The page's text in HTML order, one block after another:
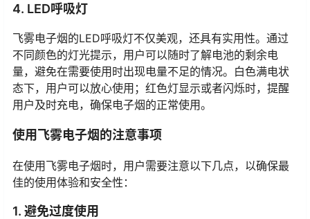
4. LED呼吸灯
飞雾电子烟的LED呼吸灯不仅美观，还具有实用性。通过
不同颜色的灯光提示，用户可以随时了解电池的剩余电
量，避免在需要使用时出现电量不足的情况。白色满电状
态下，用户可以放心使用；红色灯显示或者闪烁时，提醒
用户及时充电，确保电子烟的正常使用。
使用飞雾电子烟的注意事项
在使用飞雾电子烟时，用户需要注意以下几点，以确保最
佳的使用体验和安全性：
1. 避免过度使用